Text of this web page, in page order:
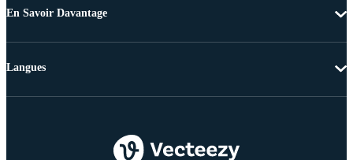
En Savoir Davantage
Langues